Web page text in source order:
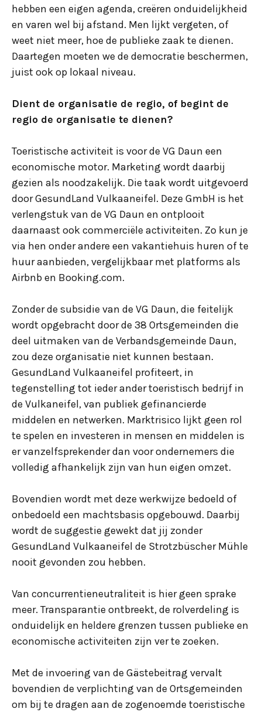
hebben een eigen agenda, creëren onduidelijkheid
en varen wel bij afstand. Men lijkt vergeten, of
weet niet meer, hoe de publieke zaak te dienen.
Daartegen moeten we de democratie beschermen,
juist ook op lokaal niveau.
Dient de organisatie de regio, of begint de
regio de organisatie te dienen?
Toeristische activiteit is voor de VG Daun een
economische motor. Marketing wordt daarbij
gezien als noodzakelijk. Die taak wordt uitgevoerd
door GesundLand Vulkaaneifel. Deze GmbH is het
verlengstuk van de VG Daun en ontplooit
daarnaast ook commerciële activiteiten. Zo kun je
via hen onder andere een vakantiehuis huren of te
huur aanbieden, vergelijkbaar met platforms als
Airbnb en Booking.com.
Zonder de subsidie van de VG Daun, die feitelijk
wordt opgebracht door de 38 Ortsgemeinden die
deel uitmaken van de Verbandsgemeinde Daun,
zou deze organisatie niet kunnen bestaan.
GesundLand Vulkaaneifel profiteert, in
tegenstelling tot ieder ander toeristisch bedrijf in
de Vulkaneifel, van publiek gefinancierde
middelen en netwerken. Marktrisico lijkt geen rol
te spelen en investeren in mensen en middelen is
er vanzelfsprekender dan voor ondernemers die
volledig afhankelijk zijn van hun eigen omzet.
Bovendien wordt met deze werkwijze bedoeld of
onbedoeld een machtsbasis opgebouwd. Daarbij
wordt de suggestie gewekt dat jij zonder
GesundLand Vulkaaneifel de Strotzbüscher Mühle
nooit gevonden zou hebben.
Van concurrentieneutraliteit is hier geen sprake
meer. Transparantie ontbreekt, de rolverdeling is
onduidelijk en heldere grenzen tussen publieke en
economische activiteiten zijn ver te zoeken.
Met de invoering van de Gästebeitrag vervalt
bovendien de verplichting van de Ortsgemeinden
om bij te dragen aan de zogenoemde toeristische